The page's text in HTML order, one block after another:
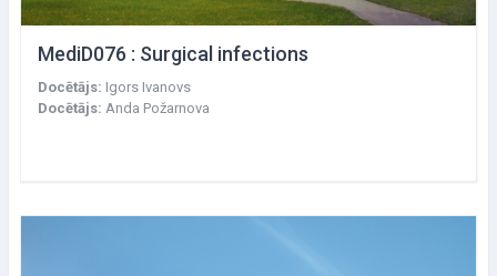
MediD076 : Surgical infections
Docētājs: Igors Ivanovs
Docētājs: Anda Požarnova